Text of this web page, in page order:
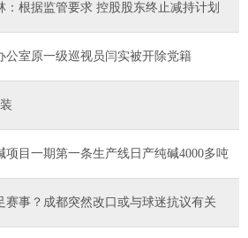
：根据监管要求 控股股东终止减持计划
公室原一级巡视员闫实被开除党籍
目一期第一条生产线日产纯碱4000多吨
赛事？成都突然改口或与球迷抗议有关